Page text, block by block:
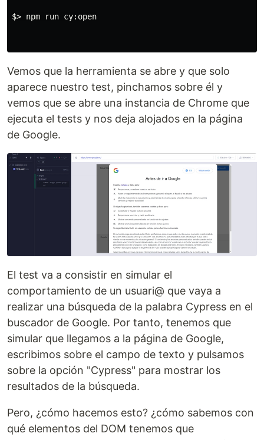
$> npm run cy:open
Vemos que la herramienta se abre y que solo
aparece nuestro test, pinchamos sobre él y
vemos que se abre una instancia de Chrome que
ejecuta el tests y nos deja alojados en la página
de Google.
El test va a consistir en simular el
comportamiento de un usuari@ que vaya a
realizar una búsqueda de la palabra Cypress en el
buscador de Google. Por tanto, tenemos que
simular que llegamos a la página de Google,
escribimos sobre el campo de texto y pulsamos
sobre la opción "Cypress" para mostrar los
resultados de la búsqueda.
Pero, ¿cómo hacemos esto? ¿cómo sabemos con
qué elementos del DOM tenemos que